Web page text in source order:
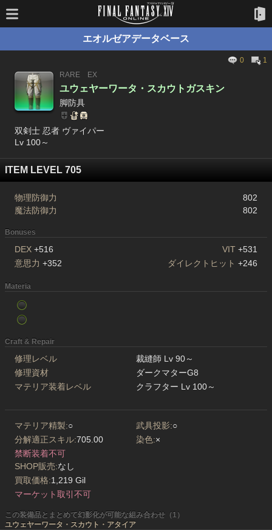
エオルゼアデータベース
0
1
RARE
EX
ユウェヤーワータ・スカウトガスキン
脚防具
双剣士 忍者 ヴァイパー
Lv 100～
ITEM LEVEL 705
物理防御力
802
魔法防御力
802
Bonuses
DEX +516 VIT +531
意思力 +352 ダイレクトヒット +246
Materia
Craft & Repair
修理レベル
裁縫師 Lv 90～
修理資材
ダークマターG8
マテリア装着レベル
クラフター Lv 100～
マテリア精製:○ 武具投影:○
分解適正スキル:705.00 染色:×
禁断装着不可
SHOP販売:なし
買取価格:1,219 Gil
マーケット取引不可
この装備品とまとめて幻影化が可能な組み合わせ（1）
ユウェヤーワータ・スカウト・アタイア